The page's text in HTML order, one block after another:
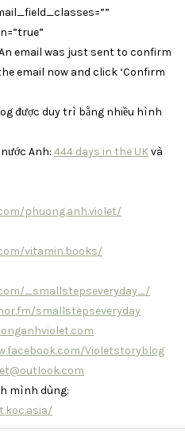
email was just sent to confirm
email now and click ‘Confirm
được duy trì bằng nhiều hình
Anh: 444 days in the UKvà
phuong.anh.violet/
vitamin.books/
_smallstepseveryday_/
smallstepseveryday
Violetstoryblog
mình dùng: